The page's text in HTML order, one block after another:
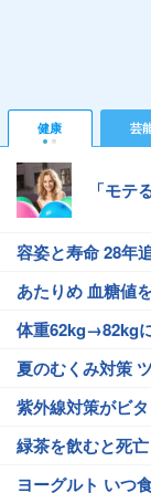
健康 芸
「モテ
容姿と寿命 28年
あたりめ 血糖値
体重62kg→82kg
夏のむくみ対策
紫外線対策がビ
緑茶を飲むと死
ヨーグルト いつ